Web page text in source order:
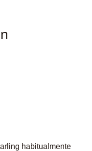
habitualmente